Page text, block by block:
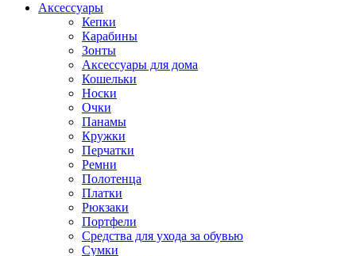
Аксессуары
Кепки
Карабины
Зонты
Аксессуары для дома
Кошельки
Носки
Очки
Панамы
Кружки
Перчатки
Ремни
Полотенца
Платки
Рюкзаки
Портфели
Средства для ухода за обувью
Сумки